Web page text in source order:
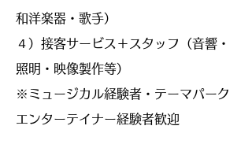
和洋楽器・歌手）
４）接客サービス＋スタッフ（音響・
照明・映像製作等）
※ミュージカル経験者・テーマパーク
エンターテイナー経験者歓迎